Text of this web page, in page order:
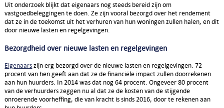
Uit onderzoek blijkt dat eigenaars nog steeds bereid zijn om
vastgoedbeleggingen te doen. Ze zijn vooral bezorgd over het rendement
dat ze in de toekomst uit het verhuren van hun woningen zullen halen, en dit
door nieuwe lasten en regelgevingen.
Bezorgdheid over nieuwe lasten en regelgevingen
Eigenaarszijn erg bezorgd over de nieuwe lasten en regelgevingen. 72
procent van hen geeft aan dat ze de financiële impact zullen doorrekenen
aan hun huurders. In 2014 was dat nog 64 procent. Ongeveer 80 procent
van de verhuurders zeggen nu al dat ze de kosten van de stijgende
onroerende voorheffing, die van kracht is sinds 2016, door te rekenen aan